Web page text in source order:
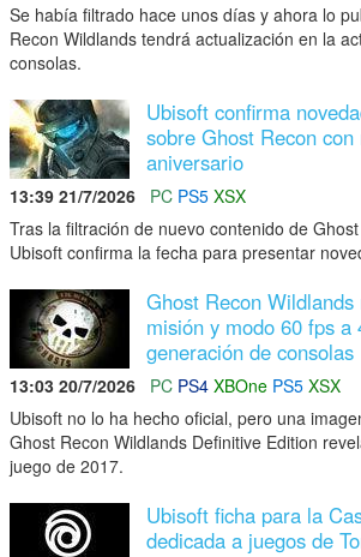
Se había filtrado hace unos días y ahora lo
Recon Wildlands tendrá actualización en la
consolas.
Ubisoft confirma
sobre Ghost Recon
aniversario
13:39 21/7/2026 PC PS5 XSX
Tras la filtración de nuevo contenido de
Ubisoft confirma la fecha para presentar
Ghost Recon
misión y modo 60 fps a
generación de consolas
13:03 20/7/2026 PC PS4 XBOne PS5 XSX
Ubisoft no lo ha hecho oficial, pero una
Ghost Recon Wildlands Definitive Edition
juego de 2017.
Ubisoft ficha para la
dedicada a juegos de